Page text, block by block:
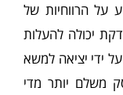
על הרווחיות של
יכולה להעלות
על ידי יציאה למשא
משלם יותר מדי